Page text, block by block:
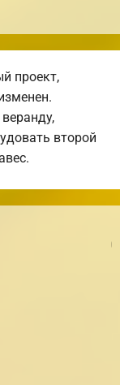
проект,
второй